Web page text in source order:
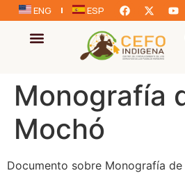
ENG ESP
Monografía
Mochó
Documento sobre Monografía